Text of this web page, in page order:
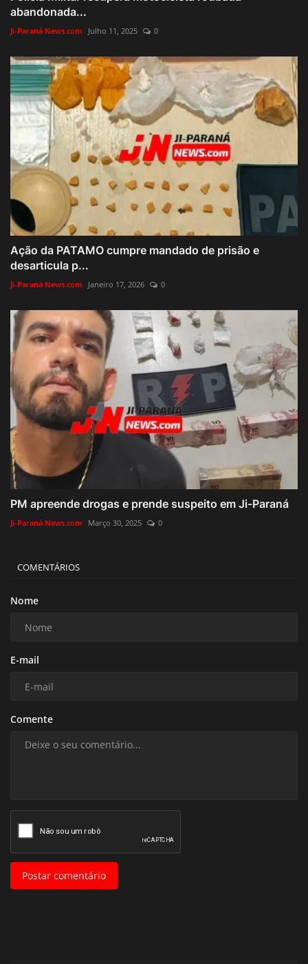
abandonada...
Ji-Paraná News.com Julho 11, 2025 0
Ação da PATAMO cumpre mandado de prisão e
desarticula p...
Ji-Paraná News.com Janeiro 17, 2026 0
PM apreende drogas e prende suspeito em Ji-Paraná
Ji-Paraná News.com Março 30, 2025 0
COMENTÁRIOS
Nome
E-mail
Comente
Postar comentário